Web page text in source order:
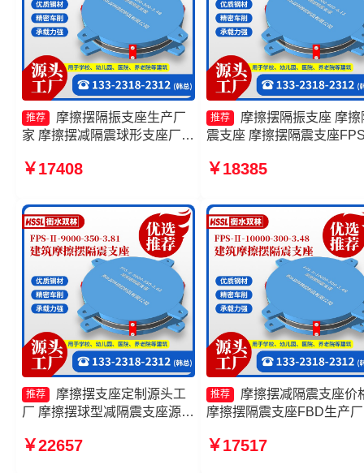
推荐
摩擦摆隔振支座生产厂
家 摩擦摆减隔震球形支座厂家
支座FPSII-1000-350-3.81
￥17408
推荐
摩擦摆隔振支座 摩擦
震支座 摩擦摆隔震支座
隔震支座生产厂家
￥18385
推荐
摩擦摆支座定制源头工
厂 摩擦摆球型减隔震支座源头
多少钱 摩擦摆隔震支座FPSII-
￥22657
推荐
摩擦摆减隔震支座价
摩擦摆隔震支座FBD生产
300-3.48 摩擦摆隔震支座
￥17517